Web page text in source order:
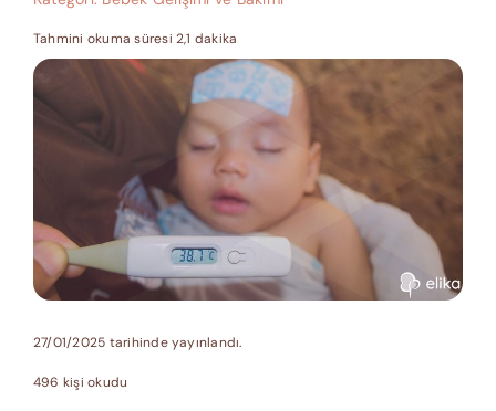
Tahmini okuma süresi 2,1 dakika
27/01/2025 tarihinde yayınlandı.
496 kişi okudu